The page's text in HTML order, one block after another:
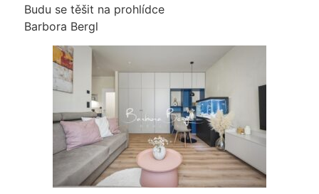
Budu se těšit na prohlídce
Barbora Bergl